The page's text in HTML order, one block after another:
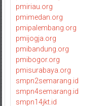
pmiriau.org
pmimedan.org
pmipalembang.org
pmijogja.org
pmibandung.org
pmibogor.org
pmisurabaya.org
smpn2semarang.id
smpn4semarang.id
smpn14jkt.id